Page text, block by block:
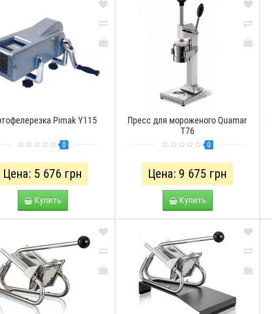
Pimak Y115
0
Цена: 5 676 грн
Купить
Пресс для мороженого Quamar
T76
0
Цена: 9 675 грн
Купить
ПРОСМОТРЕТЬ